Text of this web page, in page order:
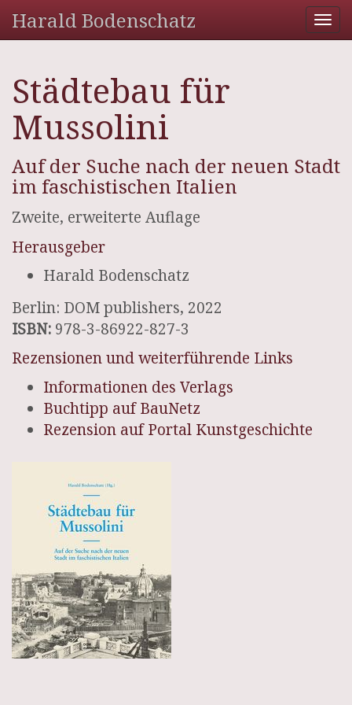
Harald Bodenschatz
Städtebau für
Mussolini
Auf der Suche nach der neuen Stadt
im faschistischen Italien
Zweite, erweiterte Auflage
Herausgeber
Harald Bodenschatz
Berlin: DOM publishers, 2022
ISBN: 978-3-86922-827-3
Rezensionen und weiterführende Links
Informationen des Verlags
Buchtipp auf BauNetz
Rezension auf Portal Kunstgeschichte